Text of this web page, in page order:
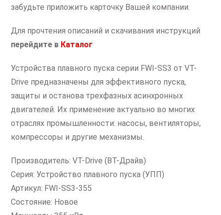
забудьте приложить карточку Вашей компании.
Для прочтения описаний и скачивания инструкций
перейдите в Каталог
Устройства плавного пуска серии FWI-SS3 от VT-
Drive предназначены для эффективного пуска,
защиты и останова трехфазных асинхронных
двигателей. Их применение актуально во многих
отраслях промышленности: насосы, вентиляторы,
компрессоры и другие механизмы.
Производитель: VT-Drive (ВТ-Драйв)
Серия: Устройство плавного пуска (УПП)
Артикул: FWI-SS3-355
Состояние: Новое